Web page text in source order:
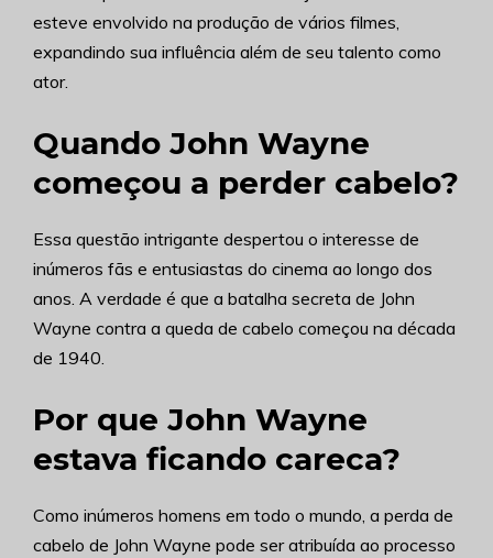
esteve envolvido na produção de vários filmes,
expandindo sua influência além de seu talento como
ator.
Quando John Wayne
começou a perder cabelo?
Essa questão intrigante despertou o interesse de
inúmeros fãs e entusiastas do cinema ao longo dos
anos. A verdade é que a batalha secreta de John
Wayne contra a queda de cabelo começou na década
de 1940.
Por que John Wayne
estava ficando careca?
Como inúmeros homens em todo o mundo, a perda de
cabelo de John Wayne pode ser atribuída ao processo